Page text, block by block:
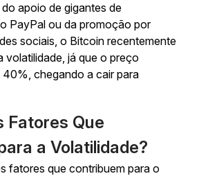
apoio de gigantes de
PayPal ou da promoção por
sociais, o Bitcoin recentemente
volatilidade, já que o preço
chegando a cair para
Fatores Que
a Volatilidade?
fatores que contribuem para o